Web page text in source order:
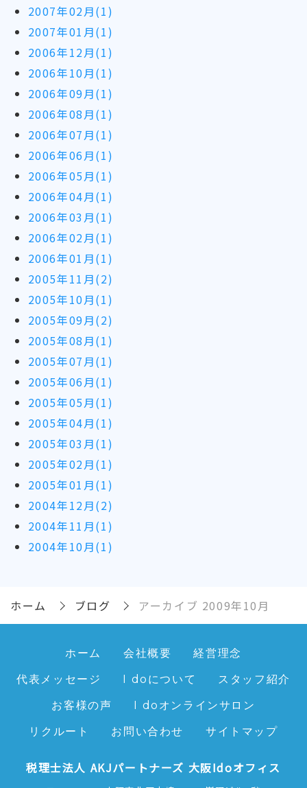
2007年02月(1)
2007年01月(1)
2006年12月(1)
2006年10月(1)
2006年09月(1)
2006年08月(1)
2006年07月(1)
2006年06月(1)
2006年05月(1)
2006年04月(1)
2006年03月(1)
2006年02月(1)
2006年01月(1)
2005年11月(2)
2005年10月(1)
2005年09月(2)
2005年08月(1)
2005年07月(1)
2005年06月(1)
2005年05月(1)
2005年04月(1)
2005年03月(1)
2005年02月(1)
2005年01月(1)
2004年12月(2)
2004年11月(1)
2004年10月(1)
ホーム ブログ アーカイブ 2009年10月
ホーム 会社概要
経営理念
代表メッセージ
I doについて
スタッフ紹介
お客様の声
I doオンラインサロン
リクルート
お問い合わせ サイトマップ
税理士法人 AKJパートナーズ 大阪Idoオフィス